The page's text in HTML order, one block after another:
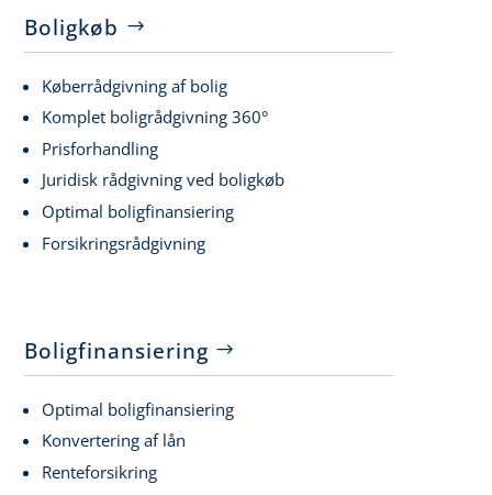
Boligkøb
Køberrådgivning af bolig
Komplet boligrådgivning 360°
Prisforhandling
Juridisk rådgivning ved boligkøb
Optimal boligfinansiering
Forsikringsrådgivning
Boligfinansiering
Optimal boligfinansiering
Konvertering af lån
Renteforsikring